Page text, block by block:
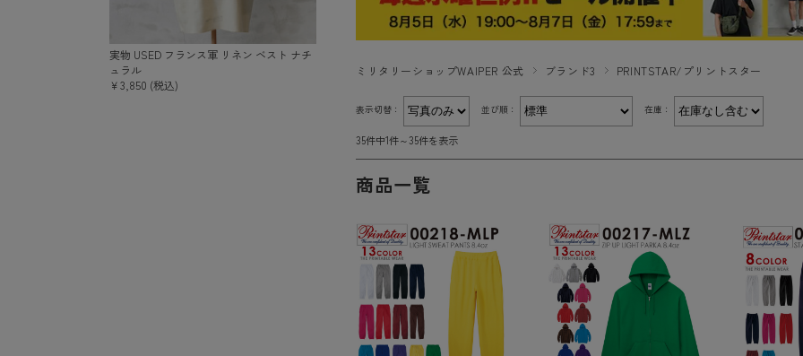
ミリタリーショップWAIPER 公式 ブランド3 PRINTSTAR/プリントスター
表示切替： 並び順： 在庫：
35件中1件～35件を表示
商品一覧
実物 USED フランス軍 リネン ベスト ナチ
ュラル
￥3,850 (税込)